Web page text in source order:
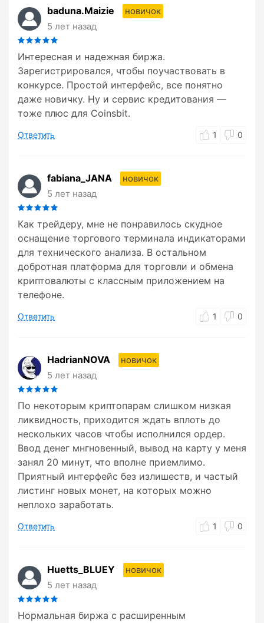
baduna.Maizie
новичок
5 лет назад
Интересная и надежная биржа.
Зарегистрировался, чтобы поучаствовать в
конкурсе. Простой интерфейс, все понятно
даже новичку. Ну и сервис кредитования ―
тоже плюс для Coinsbit.
Ответить 1 0
fabiana_JANA
новичок
5 лет назад
Как трейдеру, мне не понравилось скудное
оснащение торгового терминала индикаторами
для технического анализа. В остальном
добротная платформа для торговли и обмена
криптовалюты с классным приложением на
телефоне.
Ответить 1 0
HadrianNOVA
новичок
5 лет назад
По некоторым криптопарам слишком низкая
ликвидность, приходится ждать вплоть до
нескольких часов чтобы исполнился ордер.
Ввод денег мнгновенный, вывод на карту у меня
занял 20 минут, что вполне приемлимо.
Приятный интерфейс без излишеств, и частый
листинг новых монет, на которых можно
неплохо заработать.
Ответить 1 0
Huetts_BLUEY
новичок
5 лет назад
Нормальная биржа с расширенным